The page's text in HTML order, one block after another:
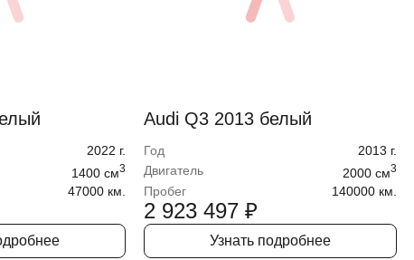
2022 г.
1400 cм3
47000 км.
Audi Q3 2013 белый
Год 2013 г.
Двигатель
2000 cм3
Пробег 140000 км.
2 923 497 ₽
Узнать подробнее